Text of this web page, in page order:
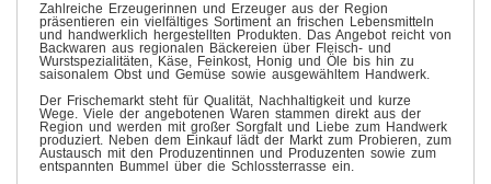
Zahlreiche Erzeugerinnen und Erzeuger aus der Region
präsentieren ein vielfältiges Sortiment an frischen Lebensmitteln
und handwerklich hergestellten Produkten. Das Angebot reicht von
Backwaren aus regionalen Bäckereien über Fleisch- und
Wurstspezialitäten, Käse, Feinkost, Honig und Öle bis hin zu
saisonalem Obst und Gemüse sowie ausgewähltem Handwerk.
Der Frischemarkt steht für Qualität, Nachhaltigkeit und kurze
Wege. Viele der angebotenen Waren stammen direkt aus der
Region und werden mit großer Sorgfalt und Liebe zum Handwerk
produziert. Neben dem Einkauf lädt der Markt zum Probieren, zum
Austausch mit den Produzentinnen und Produzenten sowie zum
entspannten Bummel über die Schlossterrasse ein.